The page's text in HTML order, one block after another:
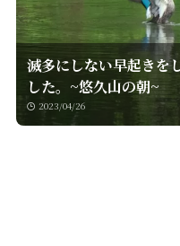
滅多にしない早起きを
した。~悠久山の朝~
2023/04/26